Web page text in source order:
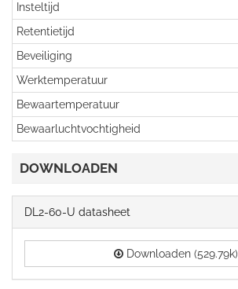
Insteltijd
Retentietijd
Beveiliging
Werktemperatuur
Bewaartemperatuur
Bewaarluchtvochtigheid
DOWNLOADEN
DL2-60-U datasheet
Downloaden (529.79k)